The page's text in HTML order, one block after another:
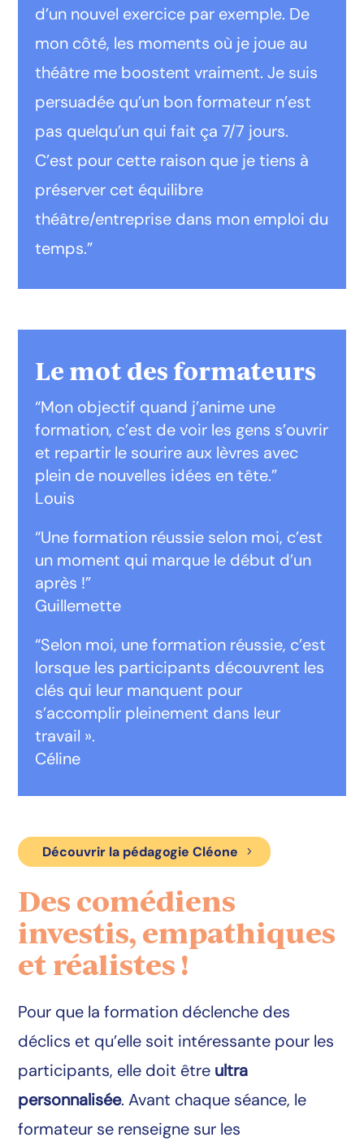
d’un nouvel exercice par exemple. De
mon côté, les moments où je joue au
théâtre me boostent vraiment. Je suis
persuadée qu’un bon formateur n’est
pas quelqu’un qui fait ça 7/7 jours.
C’est pour cette raison que je tiens à
préserver cet équilibre
théâtre/entreprise dans mon emploi du
temps.”
Le mot des formateurs
“Mon objectif quand j’anime une
formation, c’est de voir les gens s’ouvrir
et repartir le sourire aux lèvres avec
plein de nouvelles idées en tête.”
Louis
“Une formation réussie selon moi, c’est
un moment qui marque le début d’un
après !”
Guillemette
“Selon moi, une formation réussie, c’est
lorsque les participants découvrent les
clés qui leur manquent pour
s’accomplir pleinement dans leur
travail ».
Céline
Découvrir la pédagogie Cléone
Des comédiens
investis, empathiques
et réalistes !
Pour que la formation déclenche des
déclics et qu’elle soit intéressante pour les
participants, elle doit être ultra
personnalisée. Avant chaque séance, le
formateur se renseigne sur les